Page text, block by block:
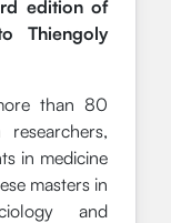
edition of
Thiengoly
than 80
in medicine
masters in
and